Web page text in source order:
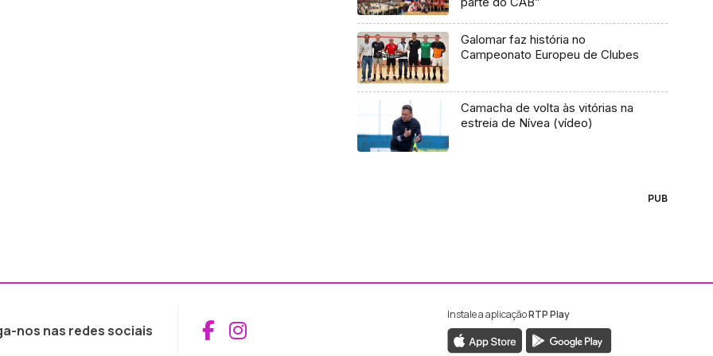
Galomar faz história no
Campeonato Europeu de Clubes
Camacha de volta às vitórias na
estreia de Nívea (vídeo)
PUB
nos nas redes sociais Aceder ao Facebook da RTP Madeira
Aceder ao Instagram da RTP Madeira
Instale a aplicaçãoRTP Play